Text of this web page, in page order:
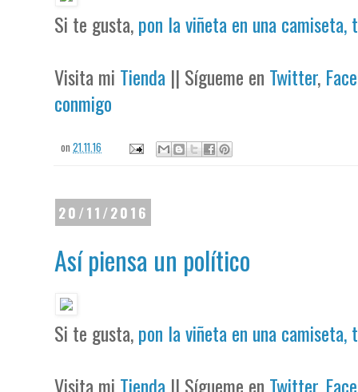
Si te gusta,pon la viñeta en una camiseta,
Visita mi Tienda || Sígueme en Twitter,
conmigo
on21.11.16
20/11/2016
Así piensa un político
Si te gusta,pon la viñeta en una camiseta,
Visita mi Tienda || Sígueme en Twitter,